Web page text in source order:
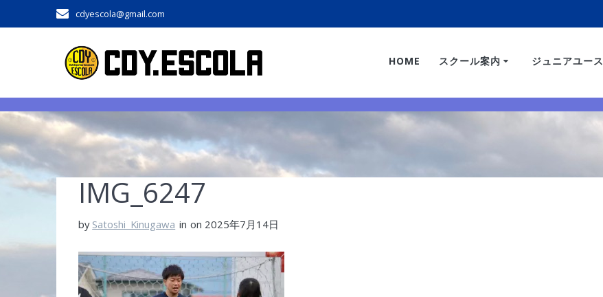
to
cdyescola@gmail.com
HOME スクール案内 ジュニアユース
IMG_6247
by Satoshi_Kinugawa in on 2025年7月14日